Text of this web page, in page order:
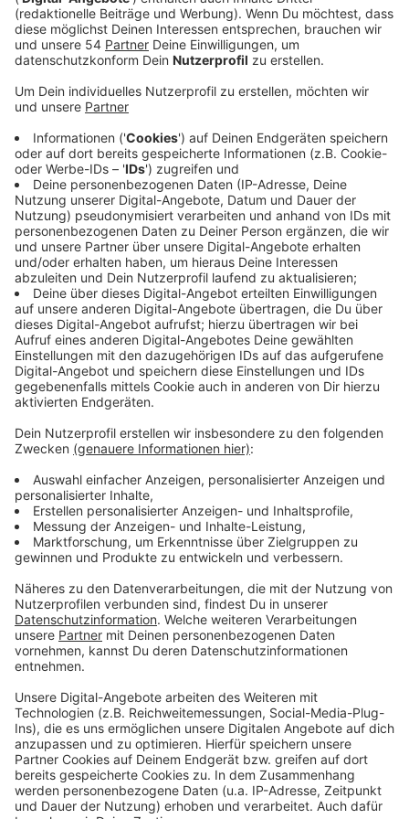
Anzeige
Das würde sich auf Dauer finanziell für
Mönchengladbach lohnen, so die Ratsfraktion der
Linken. Die Partei hat einen entsprechenden Antrag
vorbereitet.Der Zeitpunkt für einen Verkauf der RWE-
Aktien sei günstig, so die Linken: Dieses Aktienpaket
sei mit etwa 33 Millionen Euro bei der Stadt verbucht -
beim aktuellen Börsenkurs ließe es sich aber für gut
40 Millionen Euro verkaufen. Dieses Geld könnte man
dann verwenden, um die Innogy-Anteile an der NEW
wieder in den Besitz der Stadt zu bringen. Zusätzlich
müsste ein Kredit aufgenommen werden. Langfristig
würde sich das aber auszahlen, glaubt die Partei:
Aktuell müsse die NEW Kommunalholding jedes Jahr
rund 19 Millionen Euro als Gewinnabführung an Innogy
zahlen. Das würde dann wegfallen - so könnte man den
abbezahlen und anschließend jedes Jahr höhere
Gewinne für die Stadt einfahren.
Innogy hält aktuell rund 40 Prozent der Anteile an der
NEW AG. Die Linke hat den Antrag bewusst in der
Sommerpause gestellt, in der Hoffnung, dass die
Groko eine Sondersitzung des Rats einberuft, um den
guten Börsenkurs für den Verkauf der Aktien zu
nutzen.
Anzeige
Anzeige